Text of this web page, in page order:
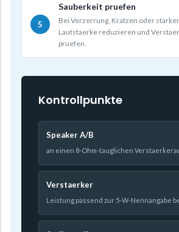
Sauberkeit pruefen
Bei Verzerrung, Kratzen oder
Lautstaerke reduzieren und
pruefen.
Kontrollpunkte
Speaker A/B
an einen 8-Ohm-tauglichen
Verstaerker
Leistung passend zur 5-W-Nennangabe